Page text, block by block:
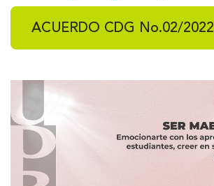
ACUERDO CDG No.02/2022